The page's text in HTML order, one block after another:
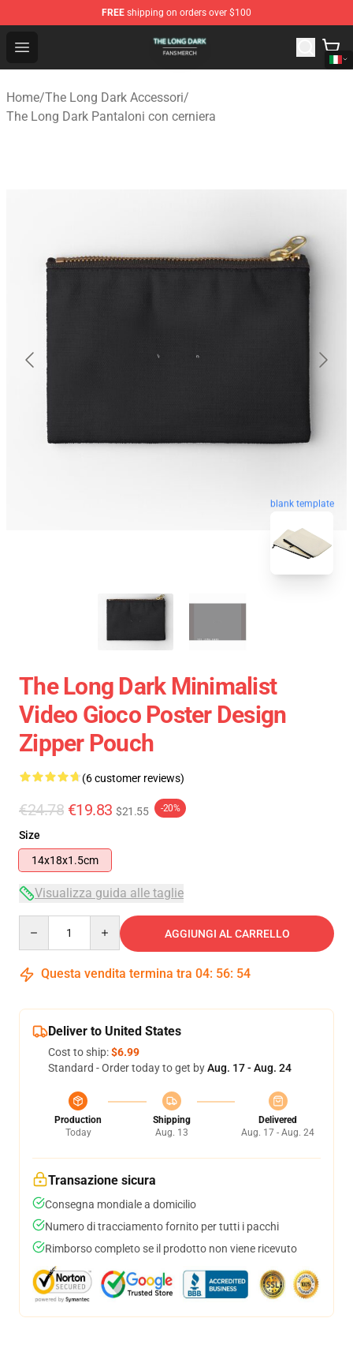
FREE shipping on orders over $100
Open menu
The Long Dark Shop - Official The Long Dark
Home/The Long Dark Accessori/
The Long Dark Pantaloni con cerniera
blank template
The Long Dark Minimalist
Video Gioco Poster Design
Zipper Pouch
(6 customer reviews)
€24.78 €19.83 $21.55 -20%
Size
14x18x1.5cm
Visualizza guida alle taglie
AGGIUNGI AL CARRELLO
Questa vendita termina tra 04: 56: 53
Deliver to United States
Cost to ship:$6.99
Standard - Order today to get byAug. 17 - Aug. 24
Production
Today
Shipping
Aug. 13
Delivered
Aug. 17 - Aug. 24
Transazione sicura
Consegna mondiale a domicilio
Numero di tracciamento fornito per tutti i pacchi
Rimborso completo se il prodotto non viene ricevuto